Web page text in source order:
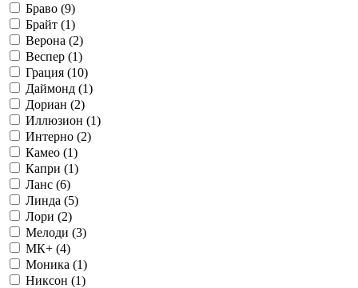
Браво (9)
Брайт (1)
Верона (2)
Веспер (1)
Грация (10)
Даймонд (1)
Дориан (2)
Иллюзион (1)
Интерно (2)
Камео (1)
Капри (1)
Ланс (6)
Линда (5)
Лори (2)
Мелоди (3)
МК+ (4)
Моника (1)
Никсон (1)